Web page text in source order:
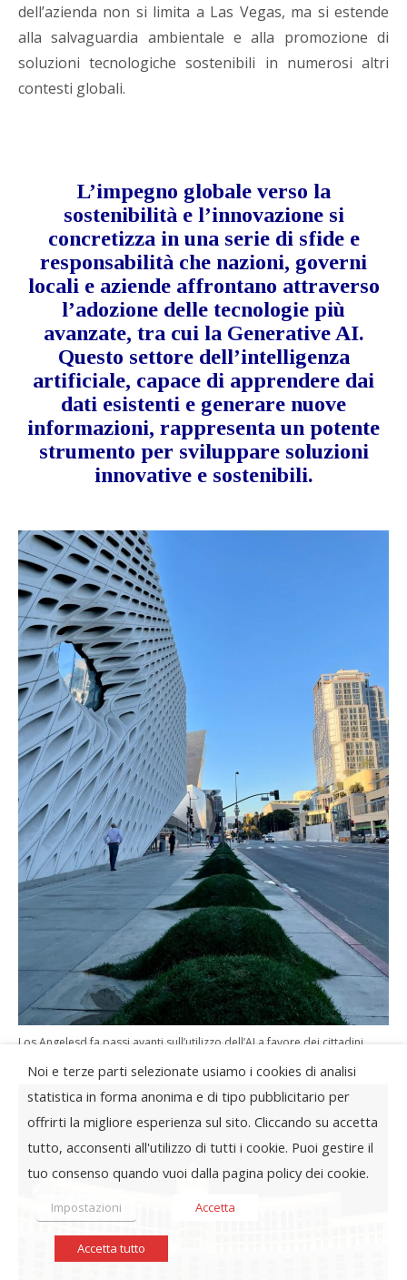
dell’azienda non si limita a Las Vegas, ma si estende
alla salvaguardia ambientale e alla promozione di
soluzioni tecnologiche sostenibili in numerosi altri
contesti globali.
L’impegno globale verso la
sostenibilità e l’innovazione si
concretizza in una serie di sfide e
responsabilità che nazioni, governi
locali e aziende affrontano attraverso
l’adozione delle tecnologie più
avanzate, tra cui la Generative AI.
Questo settore dell’intelligenza
artificiale, capace di apprendere dai
dati esistenti e generare nuove
informazioni, rappresenta un potente
strumento per sviluppare soluzioni
innovative e sostenibili.
Los Angelesd fa passi avanti sull’utilizzo dell’AI a favore dei cittadini
Noi e terze parti selezionate usiamo i cookies di analisi
statistica in forma anonima e di tipo pubblicitario per
offrirti la migliore esperienza sul sito. Cliccando su accetta
tutto, acconsenti all'utilizzo di tutti i cookie. Puoi gestire il
tuo consenso quando vuoi dalla pagina policy dei cookie.
Impostazioni Accetta
Accetta tutto